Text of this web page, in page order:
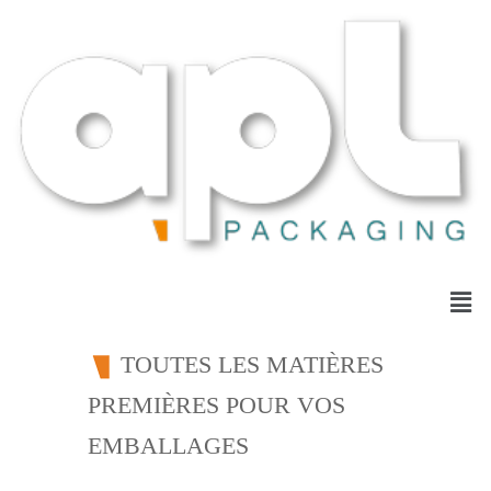
TOUTES LES MATIÈRES
PREMIÈRES POUR VOS
EMBALLAGES